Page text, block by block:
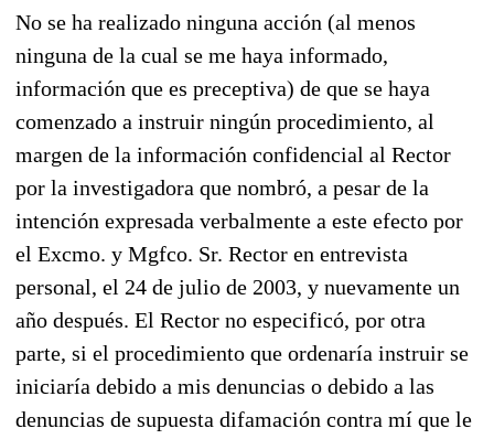
No se ha realizado ninguna acción (al menos
ninguna de la cual se me haya informado,
información que es preceptiva) de que se haya
comenzado a instruir ningún procedimiento, al
margen de la información confidencial al Rector
por la investigadora que nombró, a pesar de la
intención expresada verbalmente a este efecto por
el Excmo. y Mgfco. Sr. Rector en entrevista
personal, el 24 de julio de 2003, y nuevamente un
año después. El Rector no especificó, por otra
parte, si el procedimiento que ordenaría instruir se
iniciaría debido a mis denuncias o debido a las
denuncias de supuesta difamación contra mí que le